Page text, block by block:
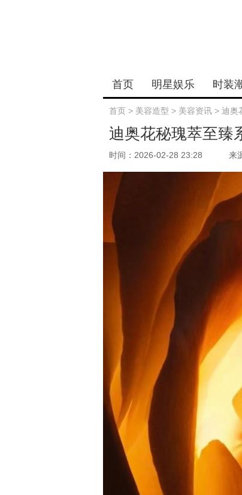
首页 明星娱乐 时装
首页 > 美容造型 > 美容资讯 > 迪奥
迪奥花秘瑰萃至臻
时间：2026-02-28 23:28 来